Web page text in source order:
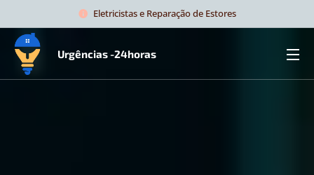
Eletricistas e Reparação de Estores
Urgências -24horas